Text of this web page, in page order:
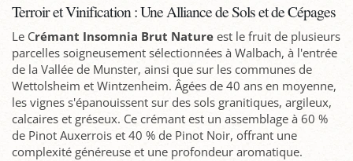
Terroir et Vinification : Une Alliance de Sols et de Cépages
Le Crémant Insomnia Brut Nature est le fruit de plusieurs
parcelles soigneusement sélectionnées à Walbach, à l'entrée
de la Vallée de Munster, ainsi que sur les communes de
Wettolsheim et Wintzenheim. Âgées de 40 ans en moyenne,
les vignes s'épanouissent sur des sols granitiques, argileux,
calcaires et gréseux. Ce crémant est un assemblage à 60 %
de Pinot Auxerrois et 40 % de Pinot Noir, offrant une
complexité généreuse et une profondeur aromatique.